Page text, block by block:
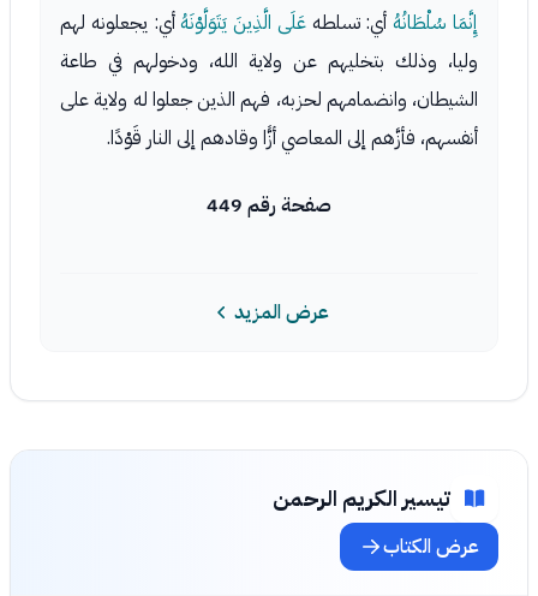
إِنَّمَا سُلْطَانُهُأي: تسلطهعَلَى الَّذِينَ يَتَوَلَّوْنَهُأي: يجعلونه لهم
وليا، وذلك بتخليهم عن ولاية الله، ودخولهم في طاعة
الشيطان، وانضمامهم لحزبه، فهم الذين جعلوا له ولاية على
أنفسهم، فأزَّهم إلى المعاصي أزًّا وقادهم إلى النار قَوْدًا.
صفحة رقم 449
عرض المزيد
تيسير الكريم الرحمن
عرض الكتاب